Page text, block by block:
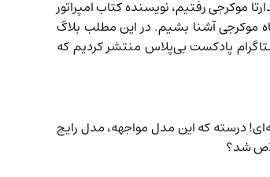
موکرجی رفتیم، نویسنده‌ کتاب امپراتور
موکرجی آشنا بشیم. در این مطلب بلاگ
پادکست بی‌پلاس منتشر کردیم که
درسته که این مدل مواجهه، مدل رایج
شد؟